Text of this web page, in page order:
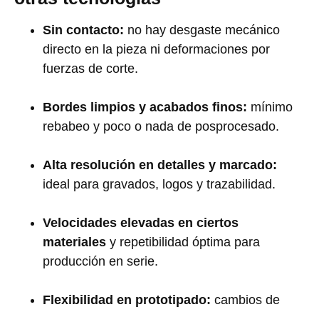
Sin contacto: no hay desgaste mecánico
directo en la pieza ni deformaciones por
fuerzas de corte.
Bordes limpios y acabados finos: mínimo
rebabeo y poco o nada de posprocesado.
Alta resolución en detalles y marcado:
ideal para gravados, logos y trazabilidad.
Velocidades elevadas en ciertos
materiales y repetibilidad óptima para
producción en serie.
Flexibilidad en prototipado: cambios de